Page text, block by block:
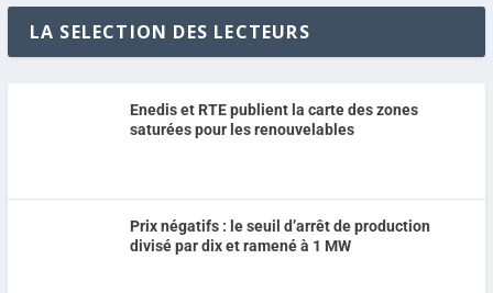
LA SELECTION DES LECTEURS
Enedis et RTE publient la carte des zones
saturées pour les renouvelables
Prix négatifs : le seuil d’arrêt de production
divisé par dix et ramené à 1 MW